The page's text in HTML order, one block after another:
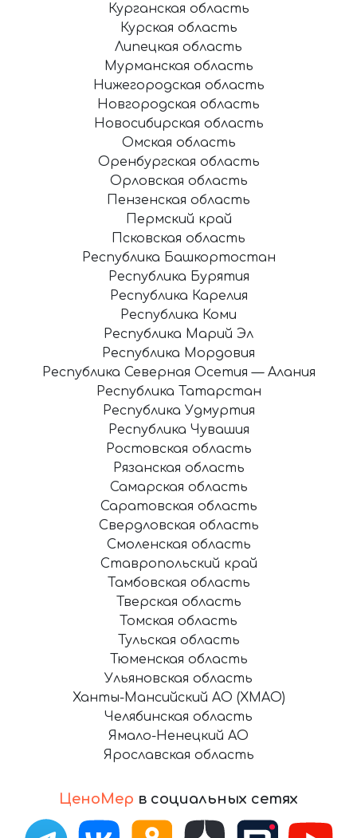
ЦеноМер в социальных сетях
Курганская область
Курская область
Липецкая область
Мурманская область
Нижегородская область
Новгородская область
Новосибирская область
Омская область
Оренбургская область
Орловская область
Пензенская область
Пермский край
Псковская область
Республика Башкортостан
Республика Бурятия
Республика Карелия
Республика Коми
Республика Марий Эл
Республика Мордовия
Республика Северная Осетия — Алания
Республика Татарстан
Республика Удмуртия
Республика Чувашия
Ростовская область
Рязанская область
Самарская область
Саратовская область
Свердловская область
Смоленская область
Ставропольский край
Тамбовская область
Тверская область
Томская область
Тульская область
Тюменская область
Ульяновская область
Ханты-Мансийский АО (ХМАО)
Челябинская область
Ямало-Ненецкий АО
Ярославская область